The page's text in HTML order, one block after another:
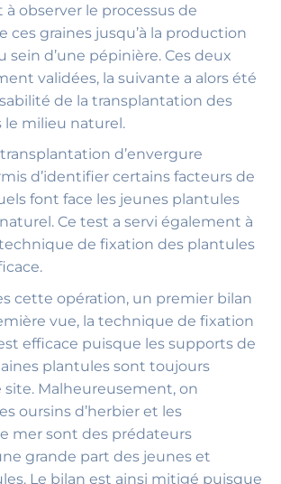
à observer le processus de
ces graines jusqu’à la production
sein d’une pépinière. Ces deux
validées, la suivante a alors été
de la transplantation des
le milieu naturel.
d’envergure
d’identifier certains facteurs de
font face les jeunes plantules
Ce test a servi également à
technique de fixation des plantules
cette opération, un premier bilan
vue, la technique de fixation
efficace puisque les supports de
plantules sont toujours
site. Malheureusement, on
oursins d’herbier et les
mer sont des prédateurs
grande part des jeunes et
Le bilan est ainsi mitigé puisque